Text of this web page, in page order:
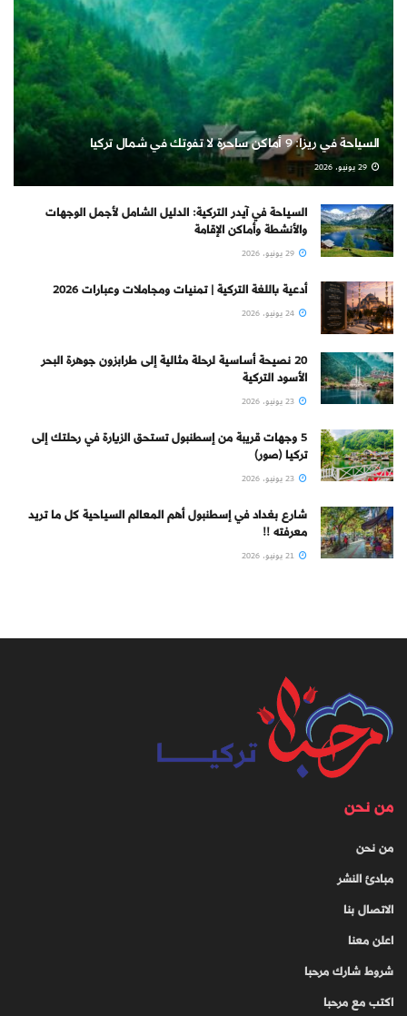
السياحة في ريزا: 9 أماكن ساحرة لا تفوتك في شمال تركيا
السياحة في آيدر التركية: الدليل الشامل لأجمل الوجهات
والأنشطة وأماكن الإقامة
أدعية باللغة التركية | تمنيات ومجاملات وعبارات 2026
20 نصيحة أساسية لرحلة مثالية إلى طرابزون جوهرة البحر
الأسود التركية
5 وجهات قريبة من إسطنبول تستحق الزيارة في رحلتك إلى
تركيا (صور)
شارع بغداد في إسطنبول أهم المعالم السياحية كل ما تريد
معرفته !!
من نحن
من نحن
مبادئ النشر
الاتصال بنا
اعلن معنا
شروط شارك مرحبا
اكتب مع مرحبا